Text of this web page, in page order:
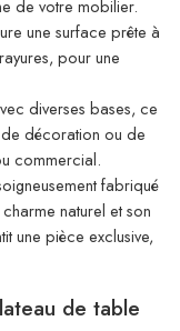
de votre mobilier.
une surface prête à
pour une
diverses bases, ce
décoration ou de
commercial.
fabriqué
naturel et son
une pièce exclusive,
de table